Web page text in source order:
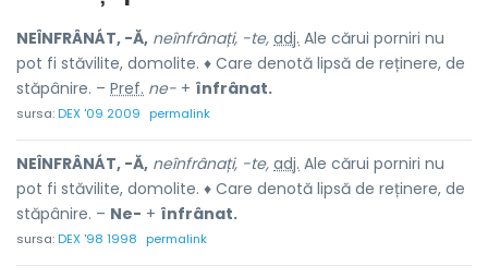
NEÎNFRÂNÁT, -Ă, neînfrânați, -te, adj. Ale cărui porniri nu
pot fi stăvilite, domolite. ♦ Care denotă lipsă de reținere, de
stăpânire. – Pref. ne- + înfrânat.
sursa:DEX '09 2009 permalink
NEÎNFRÂNÁT, -Ă, neînfrânați, -te, adj. Ale cărui porniri nu
pot fi stăvilite, domolite. ♦ Care denotă lipsă de reținere, de
stăpânire. – Ne- + înfrânat.
sursa:DEX '98 1998 permalink